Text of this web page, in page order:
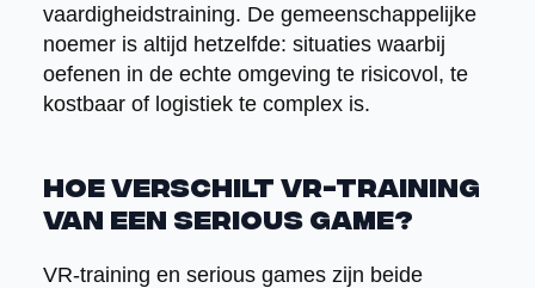
vaardigheidstraining. De gemeenschappelijke
noemer is altijd hetzelfde: situaties waarbij
oefenen in de echte omgeving te risicovol, te
kostbaar of logistiek te complex is.
Hoe verschilt VR-training
van een serious game?
VR-training en serious games zijn beide